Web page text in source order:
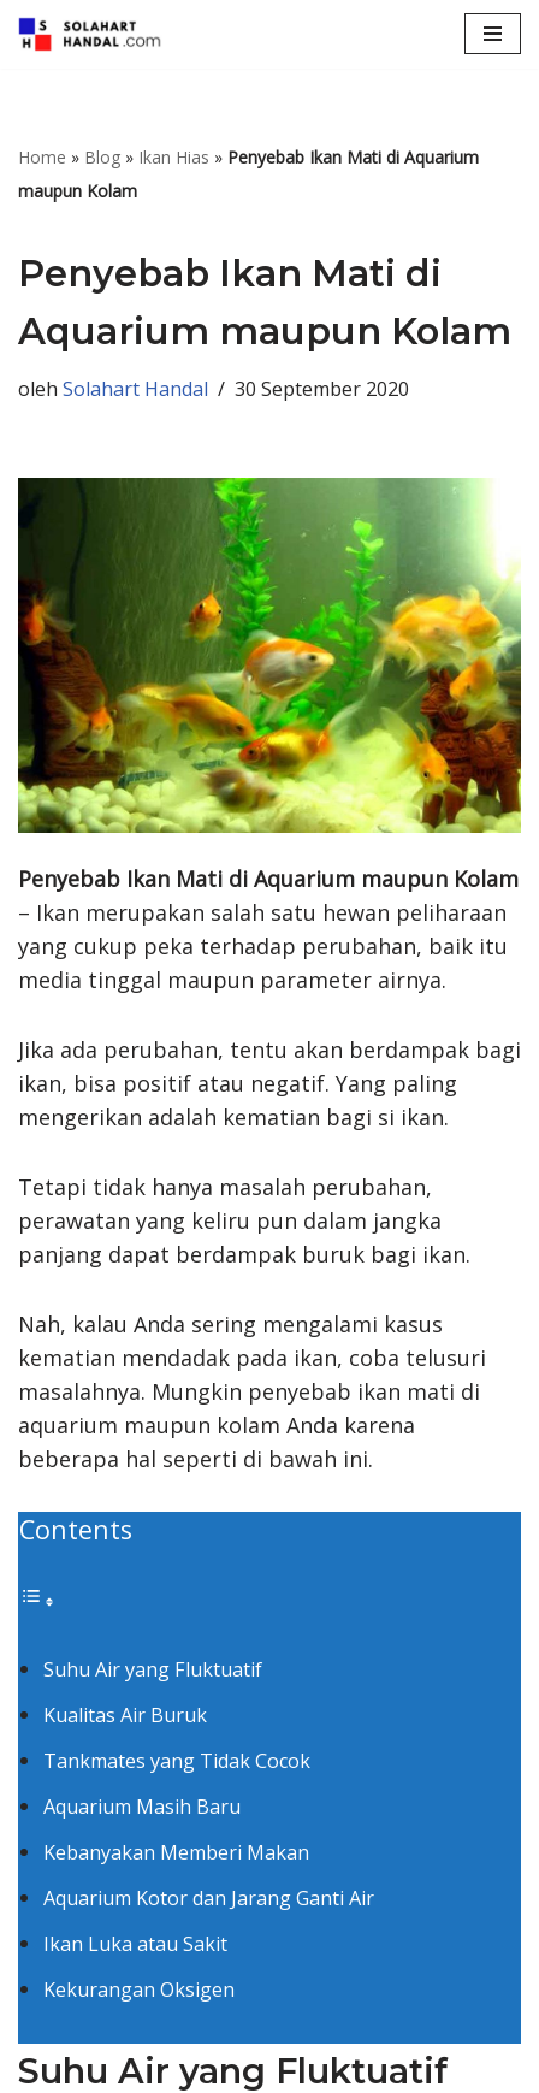
Home » Blog » Ikan Hias » Penyebab Ikan Mati di Aquarium
maupun Kolam
Penyebab Ikan Mati di
Aquarium maupun Kolam
oleh Solahart Handal 30 September 2020
Penyebab Ikan Mati di Aquarium maupun Kolam
– Ikan merupakan salah satu hewan peliharaan
yang cukup peka terhadap perubahan, baik itu
media tinggal maupun parameter airnya.
Jika ada perubahan, tentu akan berdampak bagi
ikan, bisa positif atau negatif. Yang paling
mengerikan adalah kematian bagi si ikan.
Tetapi tidak hanya masalah perubahan,
perawatan yang keliru pun dalam jangka
panjang dapat berdampak buruk bagi ikan.
Nah, kalau Anda sering mengalami kasus
kematian mendadak pada ikan, coba telusuri
masalahnya. Mungkin penyebab ikan mati di
aquarium maupun kolam Anda karena
beberapa hal seperti di bawah ini.
Contents
Suhu Air yang Fluktuatif
Kualitas Air Buruk
Tankmates yang Tidak Cocok
Aquarium Masih Baru
Kebanyakan Memberi Makan
Aquarium Kotor dan Jarang Ganti Air
Ikan Luka atau Sakit
Kekurangan Oksigen
Suhu Air yang Fluktuatif